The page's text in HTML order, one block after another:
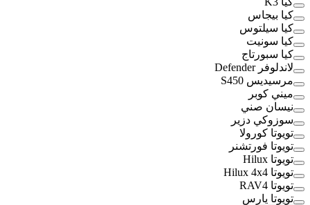
كيا بيجاس
كيا سيلتوس
كيا سونيت
كيا سبورتاج
لاندلوفر Defender
مرسيديس S450
ميني كوبر
نيسان صني
سوزوكي دزير
تويوتا كورولا
تويوتا فورتشنر
تويوتا Hilux
تويوتا Hilux 4x4
تويوتا RAV4
تويوتا يارس